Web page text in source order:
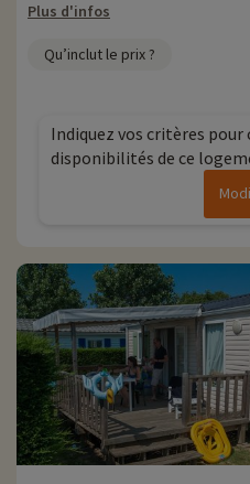
Plus d'infos
Qu’inclut le prix ?
Indiquez vos critères
disponibilités de ce